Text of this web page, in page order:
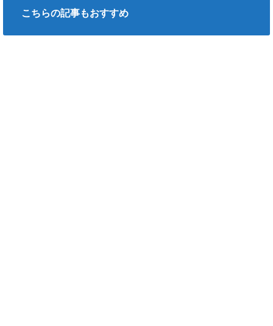
こちらの記事もおすすめ